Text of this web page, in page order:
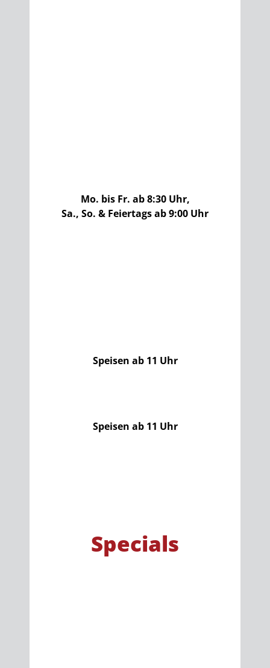
Mo. bis Fr. ab 8:30 Uhr,
Sa., So. & Feiertags ab 9:00 Uhr
Speisen ab 11 Uhr
Speisen ab 11 Uhr
Specials